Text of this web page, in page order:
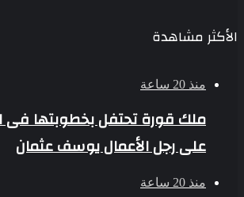
الأكثر مشاهدة
منذ 20 ساعة
ملك قورة تحتفل بخطوبتها فى
على رجل الأعمال يوسف عثمان
منذ 20 ساعة